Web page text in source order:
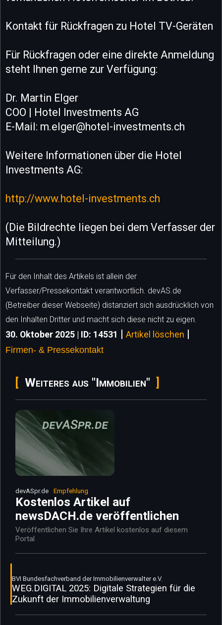
Kontakt für Rückfragen zu Hotel TV-Geräten
Für Rückfragen oder eine direkte Anmeldung
steht Ihnen gerne zur Verfügung:
Dr. Martin Elger
COO | Hotel Investments AG
E-Mail: m.elger@hotel-investments.ch
Weitere Informationen über die Hotel
Investments AG:
http://www.hotel-investments.ch
(Die Bildrechte liegen bei dem Verfasser der
Mitteilung.)
Für den Inhalt des Artikels ist allein der
Verfasser/Pressekontakt verantwortlich. devAS.de
(Betreiber dieser Webseite) distanziert sich ausdrücklich von
den Inhalten Dritter und macht sich diese nicht zu eigen.
30. Oktober 2025 | ID: 14531 Artikel löschen
Firmen- & Pressekontakt
Weiteres aus "Immobilien"
devASpr.de Empfehlung
Kostenlos Artikel auf
newsDACH.de veröffentlichen
Veröffentlichen Sie Ihre Artikel kostenlos auf diesem
Portal
BVI Bundesfachverband der Immobilienverwalter e.V.
WEG.DIGITAL 2025: Digitale Strategien für die
Zukunft der Immobilienverwaltung